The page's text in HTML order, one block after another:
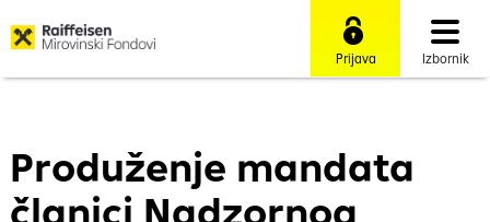
Izbornik
Prijava
Produženje mandata
članici Nadzornog